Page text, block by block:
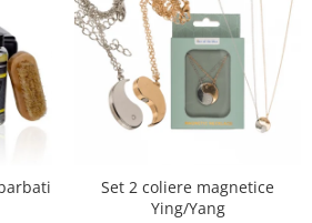
Set 2 coliere magnetice
Ying/Yang